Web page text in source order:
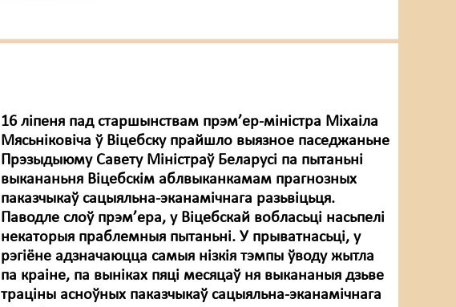
16 ліпеня пад старшынствам прэм’ер-міністра Міхаіла
Мясьніковіча ў Віцебску прайшло выязное паседжаньне
Прэзыдыюму Савету Міністраў Беларусі па пытаньні
выкананьня Віцебскім аблвыканкамам прагнозных
паказчыкаў сацыяльна-эканамічнага разьвіцьця.
Паводле слоў прэм’ера, у Віцебскай вобласьці насьпелі
некаторыя праблемныя пытаньні. У прыватнасьці, у
рэгіёне адзначаюцца самыя нізкія тэмпы ўводу жытла
па краіне, па выніках пяці месяцаў ня выкананыя дзьве
траціны асноўных паказчыкаў сацыяльна-эканамічнага